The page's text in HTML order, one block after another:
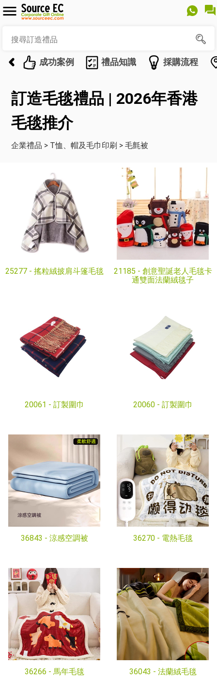
成功案例 禮品知識 採購流程
訂造毛毯禮品 | 2026年香港
毛毯推介
企業禮品 > T恤、帽及毛巾印刷 > 毛氈被
25277 - 搖粒絨披肩斗篷毛毯 21185 - 創意聖誕老人毛毯卡
通雙面法蘭絨毯子
20061 - 訂製圍巾 20060 - 訂製圍巾
36843 - 涼感空調被 36270 - 電熱毛毯
36266 - 馬年毛毯 36043 - 法蘭絨毛毯